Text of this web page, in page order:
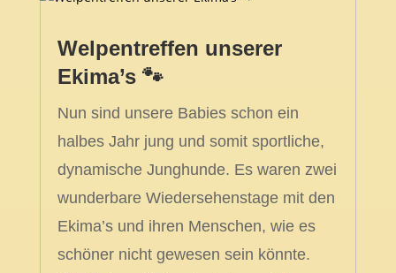
Welpentreffen unserer
Ekima’s 🐾
Nun sind unsere Babies schon ein
halbes Jahr jung und somit sportliche,
dynamische Junghunde. Es waren zwei
wunderbare Wiedersehenstage mit den
Ekima’s und ihren Menschen, wie es
schöner nicht gewesen sein könnte.